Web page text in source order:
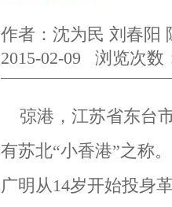
作者：沈为民 刘春
2015-02-09 浏览次数
弶港，江苏省东台
有苏北“小香港”之称
广明从14岁开始投身